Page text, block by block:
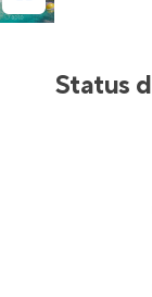
Status